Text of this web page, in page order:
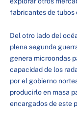
fabricantes de tubos
Del otro lado del
plena segunda
genera microondas
capacidad de los
por el gobierno
producirlo en masa
encargados de este